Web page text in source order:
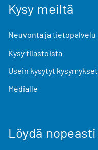
Kysy meiltä
Neuvonta ja tietopalvelu
Kysy tilastoista
Usein kysytyt kysymykset
Medialle
Löydä nopeasti